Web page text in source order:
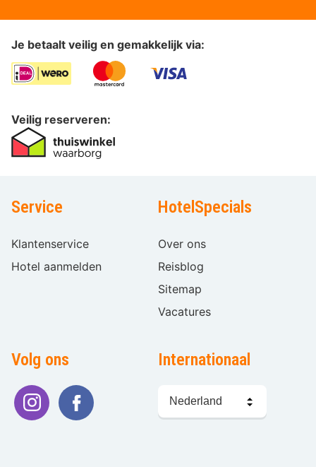
Je betaalt veilig en gemakkelijk via:
Veilig reserveren:
Service
Klantenservice
Hotel aanmelden
HotelSpecials
Over ons
Reisblog
Sitemap
Vacatures
Volg ons Internationaal
kiezen